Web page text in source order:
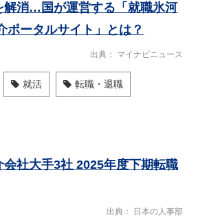
解消…国が運営する「就職氷河
ポータルサイト」とは？
出典 マイナビニュース
就活 転職・退職
会社大手3社 2025年度下期転職
出典 日本の人事部